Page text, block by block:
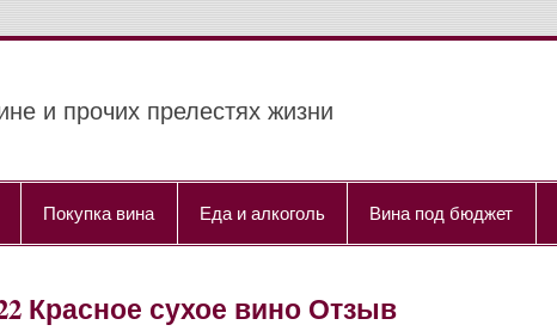
и прочих прелестях жизни
Покупка вина Еда и алкоголь Вина под бюджет
Красное сухое вино Отзыв